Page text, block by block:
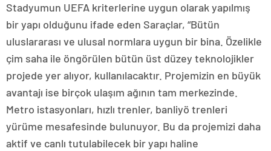
Stadyumun UEFA kriterlerine uygun olarak yapılmış
bir yapı olduğunu ifade eden Saraçlar, “Bütün
uluslararası ve ulusal normlara uygun bir bina. Özelikle
çim saha ile öngörülen bütün üst düzey teknolojikler
projede yer alıyor, kullanılacaktır. Projemizin en büyük
avantajı ise birçok ulaşım ağının tam merkezinde.
Metro istasyonları, hızlı trenler, banliyö trenleri
yürüme mesafesinde bulunuyor. Bu da projemizi daha
aktif ve canlı tutulabilecek bir yapı haline